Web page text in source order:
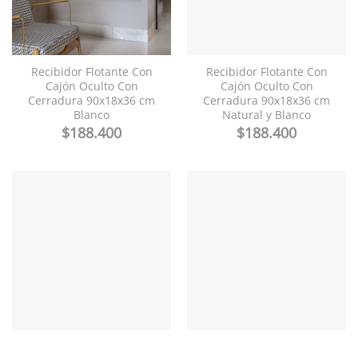
Recibidor Flotante Con
Cajón Oculto Con
Cerradura 90x18x36 cm
Blanco
$188.400
Recibidor Flotante Con
Cajón Oculto Con
Cerradura 90x18x36 cm
Natural y Blanco
$188.400